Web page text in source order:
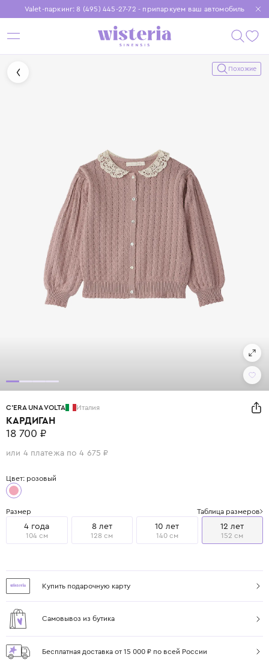
Valet-паркинг: 8 (495) 445-27-72 - припаркуем ваш автомобиль
Бесплатная доставка при заказе от 15 000 ₽
Установите приложение, чтобы покупки были еще удобнее
Похожие
C'ERA UNA VOLTA Италия
КАРДИГАН
18 700 ₽
или 4 платежа по 4 675 ₽
Цвет: розовый
Размер Таблица размеров
4 года
104 см
8 лет
128 см
10 лет
140 см
12 лет
152 см
Купить подарочную карту
Самовывоз из бутика
Бесплатная доставка от 15 000 ₽ по всей России